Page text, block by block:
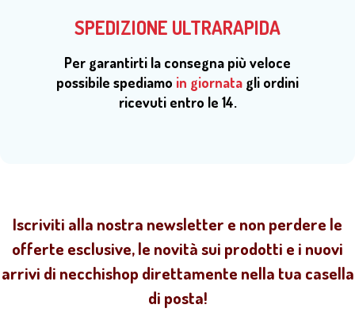
SPEDIZIONE ULTRARAPIDA
Per garantirti la consegna più veloce
possibile spediamo in giornata gli ordini
ricevuti entro le 14.
Iscriviti alla nostra newsletter e non perdere le
offerte esclusive, le novità sui prodotti e i nuovi
arrivi di necchishop direttamente nella tua casella
di posta!